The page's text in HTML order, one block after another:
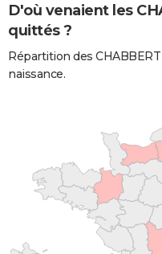
D'où venaient les
quittés ?
Répartition des
naissance.